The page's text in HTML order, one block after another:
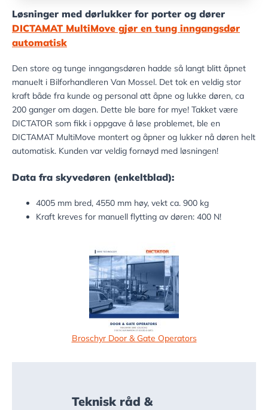
Løsninger med dørlukker for porter og dører
DICTAMAT MultiMove gjør en tung inngangsdør
automatisk
Den store og tunge inngangsdøren hadde så langt blitt åpnet
manuelt i Bilforhandleren Van Mossel. Det tok en veldig stor
kraft både fra kunde og personal att åpne og lukke døren, ca
200 ganger om dagen. Dette ble bare for mye! Takket være
DICTATOR som fikk i oppgave å løse problemet, ble en
DICTAMAT MultiMove montert og åpner og lukker nå døren helt
automatisk. Kunden var veldig fornøyd med løsningen!
Data fra skyvedøren (enkeltblad):
4005 mm bred, 4550 mm høy, vekt ca. 900 kg
Kraft kreves for manuell flytting av døren: 400 N!
Broschyr Door & Gate Operators
Teknisk råd &